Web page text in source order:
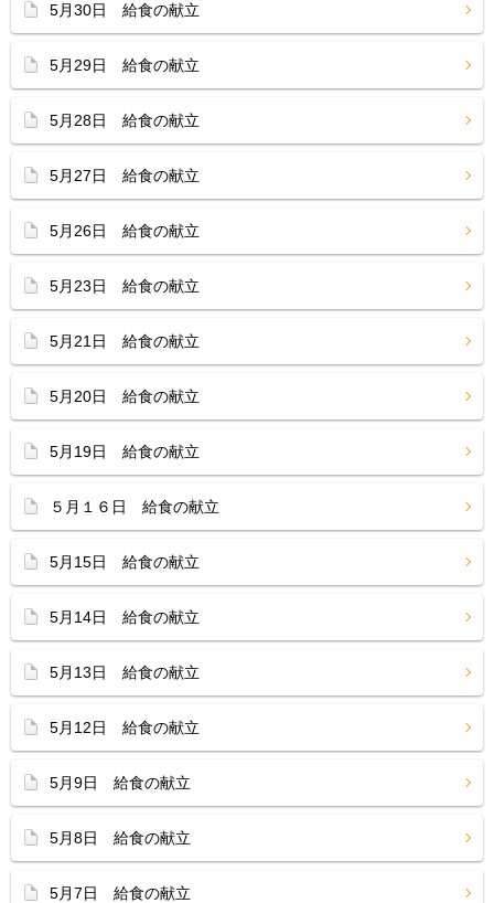
5月30日 給食の献立
5月29日 給食の献立
5月28日 給食の献立
5月27日 給食の献立
5月26日 給食の献立
5月23日 給食の献立
5月21日 給食の献立
5月20日 給食の献立
5月19日 給食の献立
５月１６日 給食の献立
5月15日 給食の献立
5月14日 給食の献立
5月13日 給食の献立
5月12日 給食の献立
5月9日 給食の献立
5月8日 給食の献立
5月7日 給食の献立